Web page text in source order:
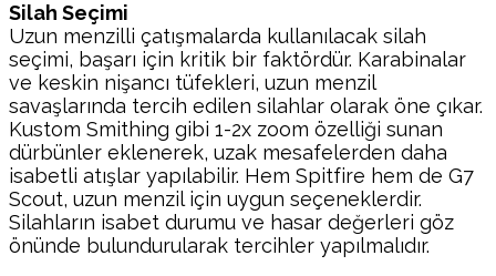
Silah Seçimi
Uzun menzilli çatışmalarda kullanılacak silah
seçimi, başarı için kritik bir faktördür. Karabinalar
ve keskin nişancı tüfekleri, uzun menzil
savaşlarında tercih edilen silahlar olarak öne çıkar.
Kustom Smithing gibi 1-2x zoom özelliği sunan
dürbünler eklenerek, uzak mesafelerden daha
isabetli atışlar yapılabilir. Hem Spitfire hem de G7
Scout, uzun menzil için uygun seçeneklerdir.
Silahların isabet durumu ve hasar değerleri göz
önünde bulundurularak tercihler yapılmalıdır.